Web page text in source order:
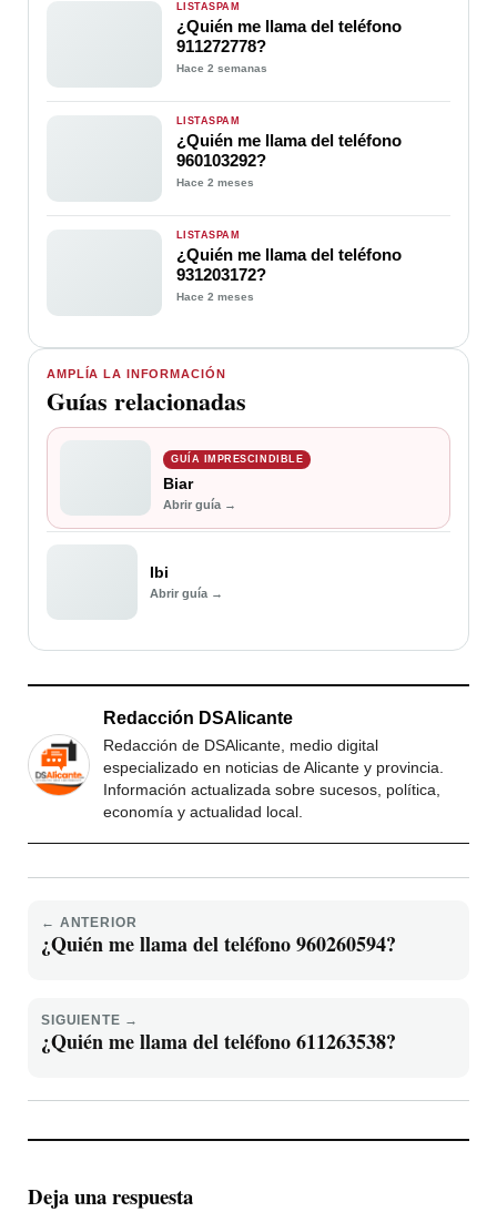
AMPLÍA LA INFORMACIÓN
Guías relacionadas
GUÍA IMPRESCINDIBLE
Biar
Abrir guía →
Ibi
Abrir guía →
LISTASPAM
¿Quién me llama del teléfono
911272778?
Hace 2 semanas
LISTASPAM
¿Quién me llama del teléfono
960103292?
Hace 2 meses
LISTASPAM
¿Quién me llama del teléfono
931203172?
Hace 2 meses
Redacción DSAlicante
Redacción de DSAlicante, medio digital
especializado en noticias de Alicante y provincia.
Información actualizada sobre sucesos, política,
economía y actualidad local.
← ANTERIOR
¿Quién me llama del teléfono 960260594?
SIGUIENTE →
¿Quién me llama del teléfono 611263538?
Deja una respuesta